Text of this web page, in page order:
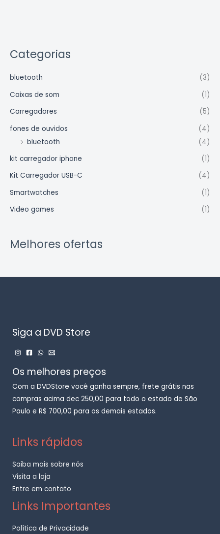
Categorias
bluetooth
(3)
Caixas de som
(1)
Carregadores
(5)
fones de ouvidos
(4)
bluetooth
(4)
kit carregador iphone
(1)
Kit Carregador USB-C
(4)
Smartwatches
(1)
Video games
(1)
Melhores ofertas
Siga a DVD Store
Os melhores preços
Com a DVDStore você ganha sempre, frete grátis nas
compras acima dec 250,00 para todo o estado de São
Paulo e R$ 700,00 para os demais estados.
Links rápidos
Saiba mais sobre nós
Visita a loja
Entre em contato
Links Importantes
Política de Privacidade